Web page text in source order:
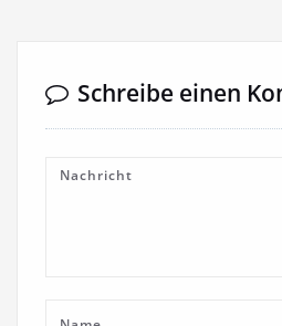
Schreibe einen